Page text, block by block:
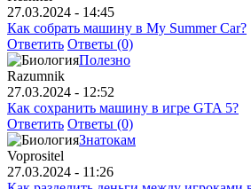
27.03.2024 - 14:45
Как собрать машину в My Summer Car?
Ответить Ответы (0)
Полезно
Razumnik
27.03.2024 - 12:52
Как сохранить машину в игре GTA 5?
Ответить Ответы (0)
Знатокам
Voprositel
27.03.2024 - 11:26